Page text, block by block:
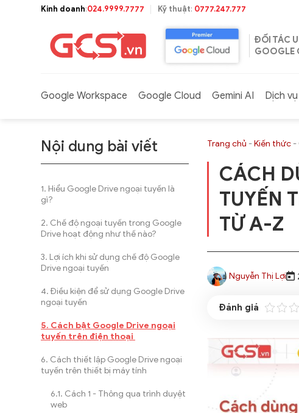
Kinh doanh:024.9999.7777 Kỹ thuật: 0777.247.777
ĐỐI TÁC
GOOGLE
Google Workspace Google Cloud Gemini AI Dịch vụ
Nội dung bài viết
Hiểu Google Drive ngoại tuyến là
gì?
Chế độ ngoại tuyến trong Google
Drive hoạt động như thế nào?
Lợi ích khi sử dụng chế độ Google
Drive ngoại tuyến
Điều kiện để sử dụng Google Drive
ngoại tuyến
Cách bật Google Drive ngoại
tuyến trên điện thoại
Cách thiết lập Google Drive ngoại
tuyến trên thiết bị máy tính
Cách 1 - Thông qua trình duyệt
web
Trang chủ -Kiến thức-
CÁCH
TUYẾN
TỪ A-Z
Nguyễn Thị Lợi